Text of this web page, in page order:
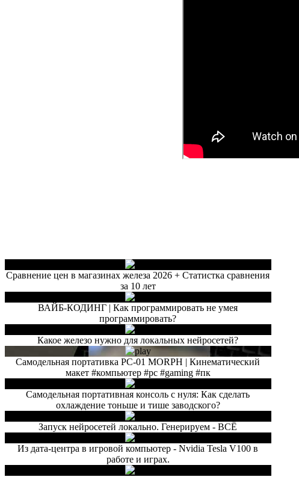
Сравнение цен в магазинах железа 2026 + Статистка сравнения
за 10 лет
ВАЙБ-КОДИНГ | Как программировать не умея
программировать?
Какое железо нужно для локальных нейросетей?
Самодельная портативка PC-01 MORPH | Кинематический
макет #компьютер #pc #gaming #пк
Самодельная портативная консоль с нуля: Как сделать
охлаждение тоньше и тише заводского?
Запуск нейросетей локально. Генерируем - ВСЁ
Из дата-центра в игровой компьютер - Nvidia Tesla V100 в
работе и играх.